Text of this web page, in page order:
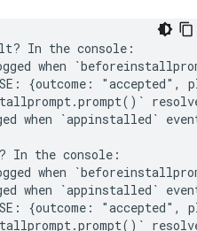
In the console:
when
{outcome:
when `appinstalled`
In the console:
when
when `appinstalled`
{outcome: